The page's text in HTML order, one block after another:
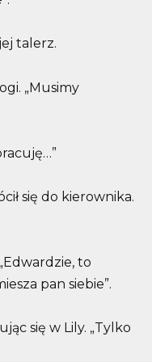
talerz.
„Musimy
się do kierownika.
to
pan siebie”.
się w Lily. „Tylko